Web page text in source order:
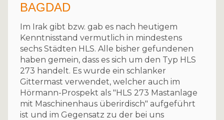
BAGDAD
Im Irak gibt bzw. gab es nach heutigem
Kenntnisstand vermutlich in mindestens
sechs Städten HLS. Alle bisher gefundenen
haben gemein, dass es sich um den Typ HLS
273 handelt. Es wurde ein schlanker
Gittermast verwendet, welcher auch im
Hörmann-Prospekt als "HLS 273 Mastanlage
mit Maschinenhaus überirdisch" aufgeführt
ist und im Gegensatz zu der bei uns